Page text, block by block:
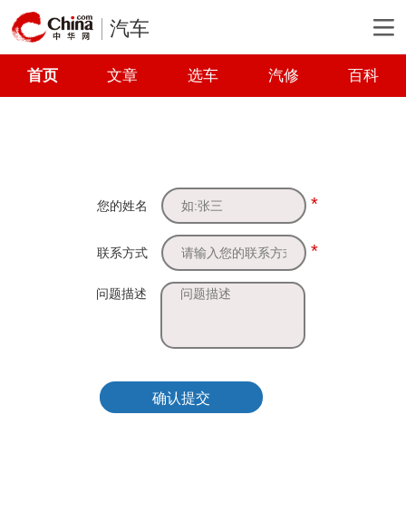
汽车
首页 文章 选车 汽修 百科
您的姓名 *
联系方式 *
问题描述
确认提交